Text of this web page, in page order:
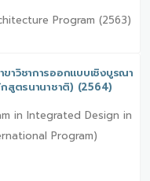
Program (2563)
วิชาการออกแบบเชิงบูรณา
สูตรนานาชาติ) (2564)
in Integrated Design in
Program)